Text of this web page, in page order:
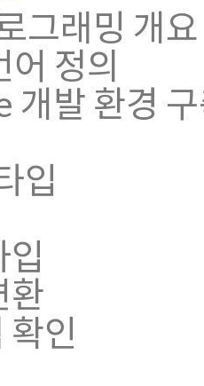
그래밍 개요
정의
개발 환경
입
입
환
확인